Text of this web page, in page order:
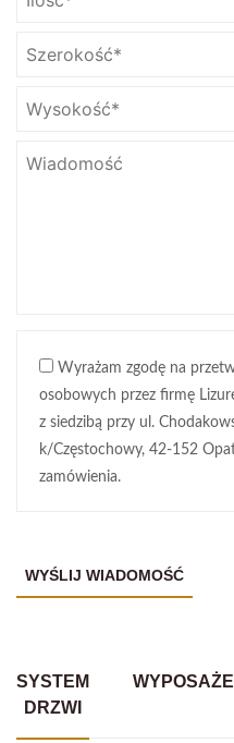
Wyrażam zgodę na
osobowych przez firmę
z siedzibą przy ul.
k/Częstochowy, 42-152
zamówienia.
SYSTEM
DRZWI